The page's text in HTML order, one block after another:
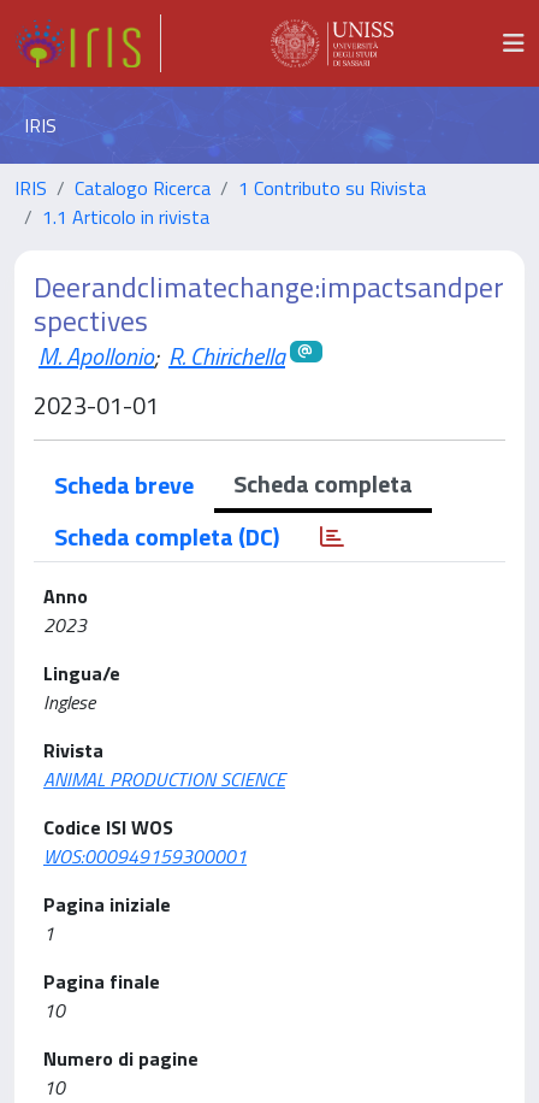
IRIS
IRIS Catalogo Ricerca
1 Contributo su Rivista
1.1 Articolo in rivista
Deerandclimatechange:impactsandper
spectives
M. Apollonio; R. Chirichella
2023-01-01
Scheda breve
Scheda completa
Scheda completa (DC)
Anno
2023
Lingua/e
Inglese
Rivista
ANIMAL PRODUCTION SCIENCE
Codice ISI WOS
WOS:000949159300001
Pagina iniziale
1
Pagina finale
10
Numero di pagine
10